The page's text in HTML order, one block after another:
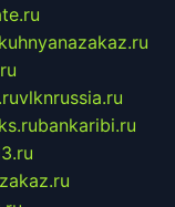
vlknrussia.ru
bankaribi.ru